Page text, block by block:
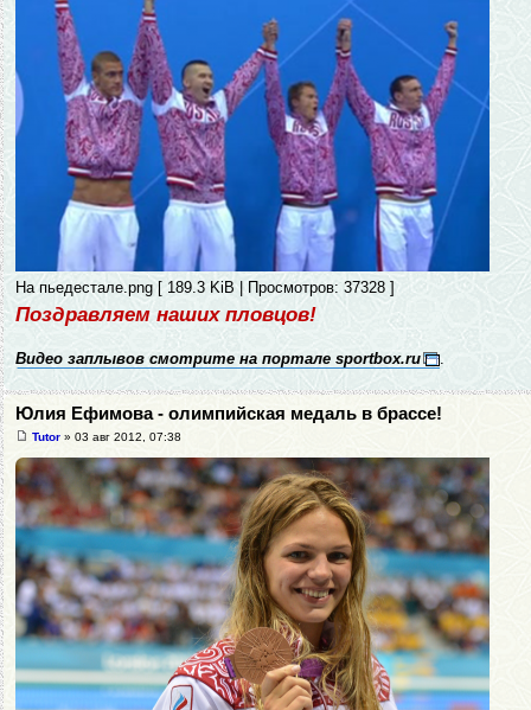
На пьедестале.png [ 189.3 KiB | Просмотров: 37328 ]
Поздравляем наших пловцов!
Видео заплывов смотрите на портале sportbox.ru .
Юлия Ефимова - олимпийская медаль в брассе!
Tutor » 03 авг 2012, 07:38